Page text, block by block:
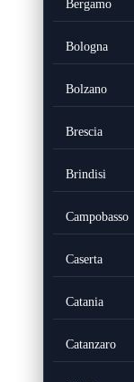
Bergamo
Bologna
Bolzano
Brescia
Brindisi
Campobasso
Caserta
Catania
Catanzaro